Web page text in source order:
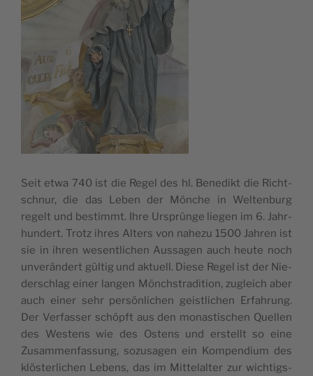
Seit etwa 740 ist die Regel des hl. Bene­dikt die Richt­
schnur, die das Leben der Mön­che in Wel­ten­burg
regelt und bestimmt. Ihre Ursprün­ge lie­gen im 6. Jahr­
hun­dert. Trotz ihres Alters von nahe­zu 1500 Jah­ren ist
sie in ihren wesent­li­chen Aus­sa­gen auch heu­te noch
unver­än­dert gül­tig und aktu­ell. Die­se Regel ist der Nie­
der­schlag einer lan­gen Mönchs­tra­di­ti­on, zugleich aber
auch einer sehr per­sön­li­chen geist­li­chen Erfah­rung.
Der Ver­fas­ser schöpft aus den monas­ti­schen Quel­len
des Wes­tens wie des Ostens und erstellt so eine
Zusam­men­fas­sung, sozu­sa­gen ein Kom­pen­di­um des
klös­ter­li­chen Lebens, das im Mit­tel­al­ter zur wich­tigs­